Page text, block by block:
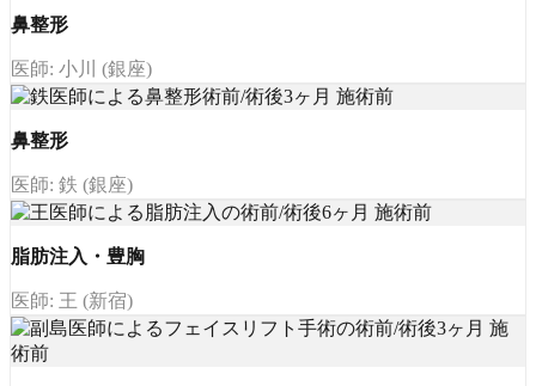
鼻整形
医師: 小川 (銀座)
鼻整形
医師: 鉄 (銀座)
脂肪注入・豊胸
医師: 王 (新宿)